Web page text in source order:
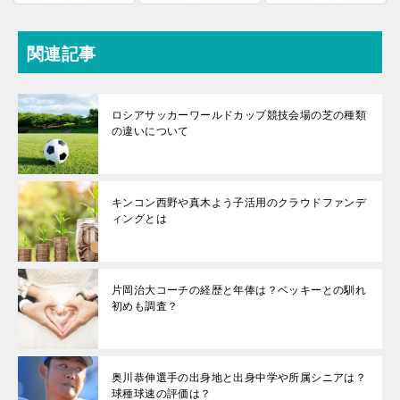
関連記事
ロシアサッカーワールドカップ競技会場の芝の種類
の違いについて
キンコン西野や真木よう子活用のクラウドファンデ
ィングとは
片岡治大コーチの経歴と年俸は？ベッキーとの馴れ
初めも調査？
奥川恭伸選手の出身地と出身中学や所属シニアは？
球種球速の評価は？